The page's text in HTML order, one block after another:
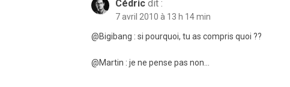
Cédric dit :
7 avril 2010 à 13 h 14 min
@Bigibang : si pourquoi, tu as compris quoi ??
@Martin : je ne pense pas non…